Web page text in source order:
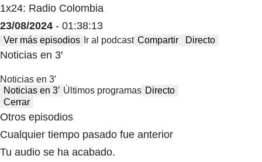
1x24: Radio Colombia
23/08/2024 - 01:38:13
Ver más episodios Ir al podcast Compartir Directo
Noticias en 3′
Noticias en 3′
Noticias en 3′ Últimos programas Directo
Cerrar
Otros episodios
Cualquier tiempo pasado fue anterior
Tu audio se ha acabado.